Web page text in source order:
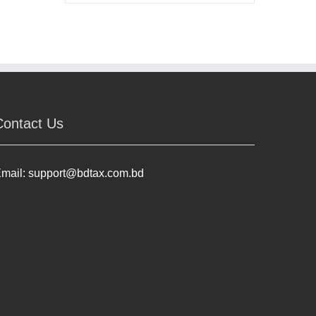
Us
support@bdtax.com.bd